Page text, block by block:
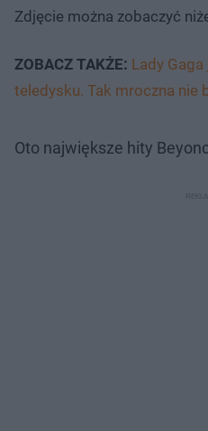
Zdjęcie można zobaczyć
ZOBACZ TAKŻE: Lady
teledysku. Tak mroczna nie
Oto największe hity